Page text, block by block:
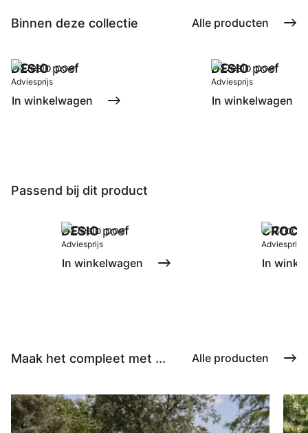
Binnen deze collectie Alle producten
DESIOpoef
Adviesprijs
In winkelwagen
DESIOpoef
Adviesprijs
In winkelwagen
Passend bij dit product
DESIOpoef
Adviesprijs
In winkelwagen
Adviesprijs
In
Maak het compleet met ... Alle producten